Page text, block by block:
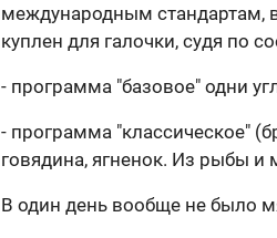
международным стандартам,
куплен для галочки, судя по
- программа "базовое" одни
- программа "классическое"
говядина, ягненок. Из рыбы и
В один день вообще не было